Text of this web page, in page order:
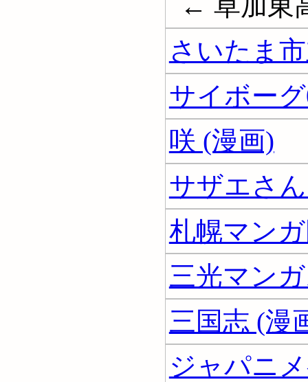
さいたま
サイボー
咲 (漫画)
サザエさ
札幌マン
三光マン
三国志 (漫
ジャパニ